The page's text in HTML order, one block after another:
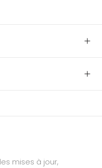
mises à jour,